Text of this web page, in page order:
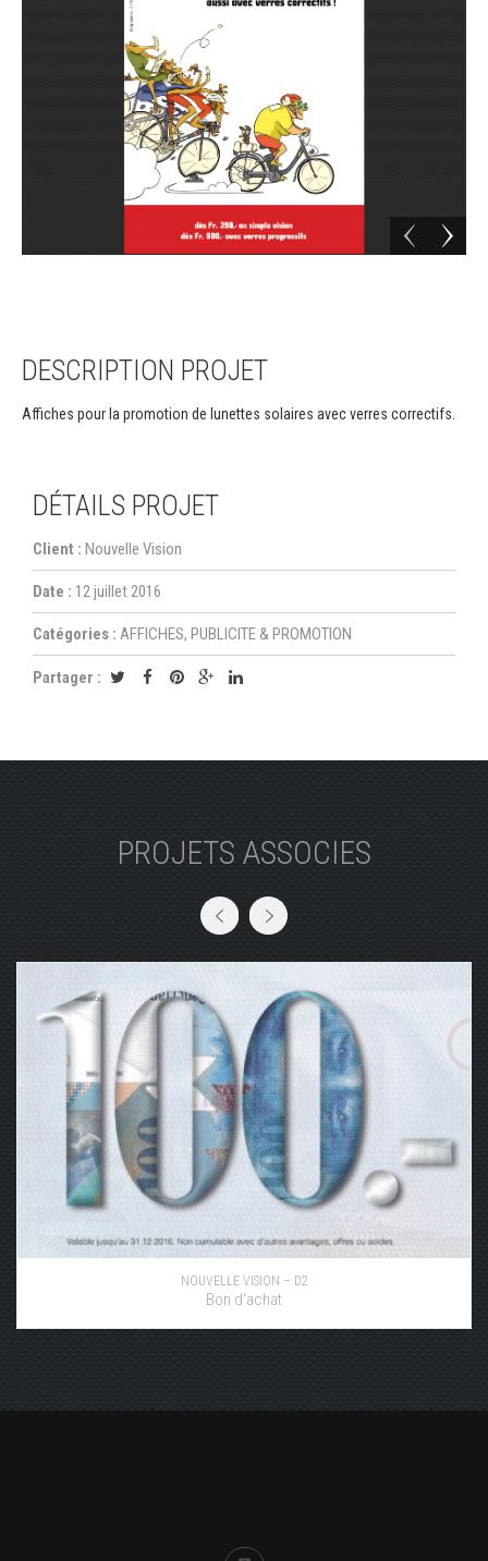
DESCRIPTION PROJET
Affiches pour la promotion de lunettes solaires avec verres correctifs.
DÉTAILS PROJET
Client : Nouvelle Vision
Date : 12 juillet 2016
Catégories : AFFICHES, PUBLICITE & PROMOTION
Partager :
PROJETS ASSOCIES
NOUVELLE VISION – D2
Bon d'achat